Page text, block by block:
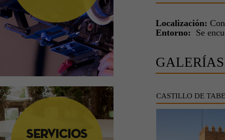
Localización:
Entorno: Se
CASTILLO DE